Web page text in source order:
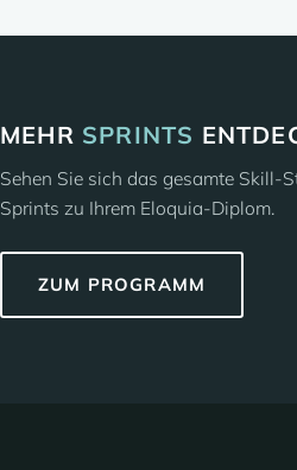
MEHR SPRINTS
Sehen Sie sich das gesamte
Sprints zu Ihrem Eloquia-Diplom.
ZUM PROGRAMM